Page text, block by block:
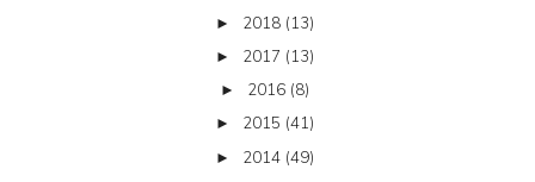
► 2018 (13)
► 2017 (13)
► 2016 (8)
► 2015 (41)
► 2014 (49)